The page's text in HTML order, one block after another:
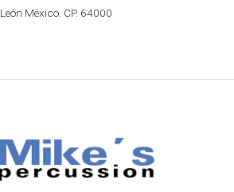
León México. CP. 64000